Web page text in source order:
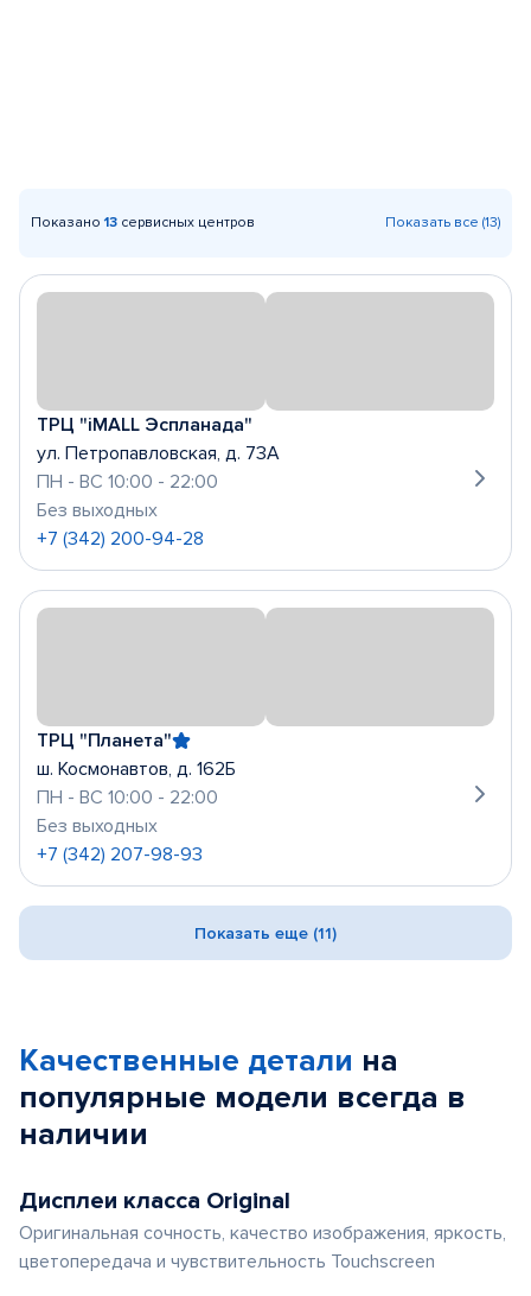
Показано 13 сервисных центров Показать все (13)
ТРЦ "iMALL Эспланада"
ул. Петропавловская, д. 73А
ПН - ВС 10:00 - 22:00
Без выходных
+7 (342) 200-94-28
ТРЦ "Планета"
ш. Космонавтов, д. 162Б
ПН - ВС 10:00 - 22:00
Без выходных
+7 (342) 207-98-93
Показать еще (11)
Качественные детали на
популярные модели всегда в
наличии
Дисплеи класса Original
Оригинальная сочность, качество изображения, яркость,
цветопередача и чувствительность Touchscreen